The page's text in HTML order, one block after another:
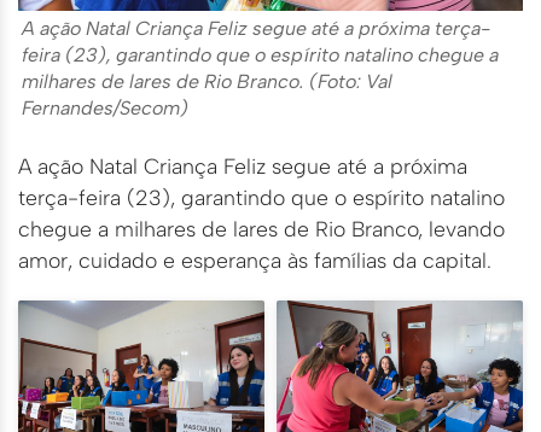
A ação Natal Criança Feliz segue até a próxima terça-
feira (23), garantindo que o espírito natalino chegue a
milhares de lares de Rio Branco. (Foto: Val
Fernandes/Secom)
A ação Natal Criança Feliz segue até a próxima
terça-feira (23), garantindo que o espírito natalino
chegue a milhares de lares de Rio Branco, levando
amor, cuidado e esperança às famílias da capital.